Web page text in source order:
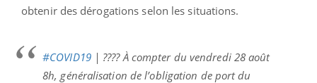
obtenir des dérogations selon les situations.
#COVID19| ???? À compter du vendredi 28 août
8h, généralisation de l’obligation de port du